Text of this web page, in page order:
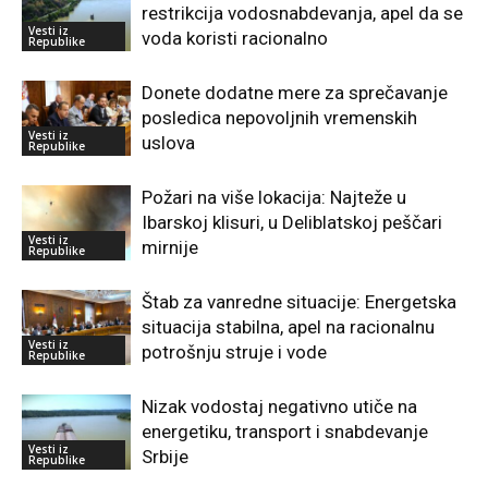
Vesti iz
Republike
restrikcija vodosnabdevanja, apel da se
voda koristi racionalno
Vesti iz
Republike
Donete dodatne mere za sprečavanje
posledica nepovoljnih vremenskih
uslova
Vesti iz
Republike
Požari na više lokacija: Najteže u
Ibarskoj klisuri, u Deliblatskoj peščari
mirnije
Vesti iz
Republike
Štab za vanredne situacije: Energetska
situacija stabilna, apel na racionalnu
potrošnju struje i vode
Vesti iz
Republike
Nizak vodostaj negativno utiče na
energetiku, transport i snabdevanje
Srbije